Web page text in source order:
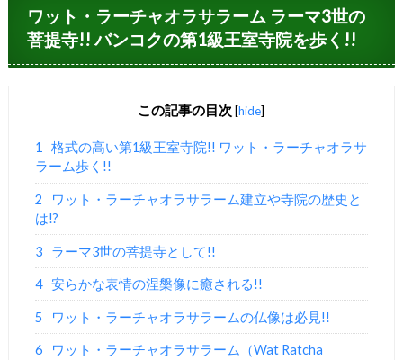
ワット・ラーチャオラサラーム ラーマ3世の
菩提寺!! バンコクの第1級王室寺院を歩く!!
この記事の目次 [hide]
1 格式の高い第1級王室寺院!! ワット・ラーチャオラサ
ラーム歩く!!
2
ワット・ラーチャオラサラーム建立や寺院の歴史と
は!?
3 ラーマ3世の菩提寺として!!
4 安らかな表情の涅槃像に癒される!!
5 ワット・ラーチャオラサラームの仏像は必見!!
6
ワット・ラーチャオラサラーム（Wat Ratcha